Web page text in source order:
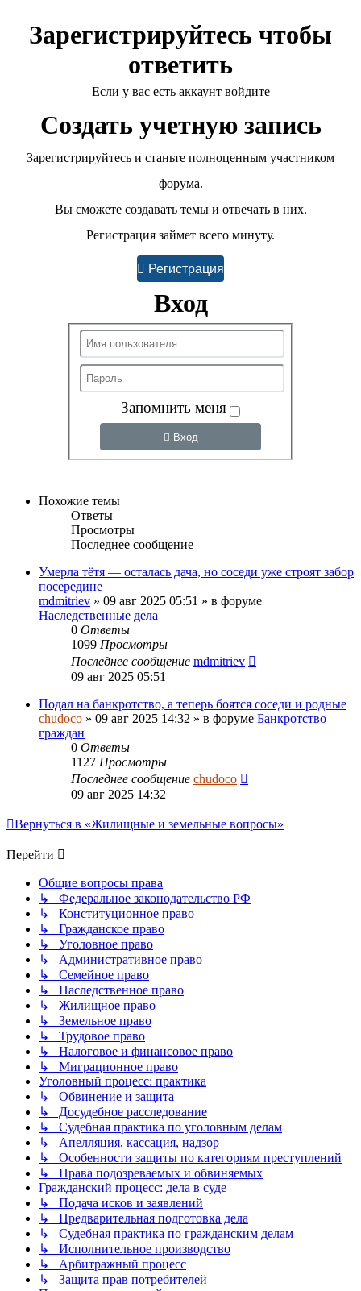
Зарегистрируйтесь чтобы
ответить
Если у вас есть аккаунт войдите
Создать учетную запись
Зарегистрируйтесь и станьте полноценным участником
форума.
Вы сможете создавать темы и отвечать в них.
Регистрация займет всего минуту.
Регистрация
Вход
Запомнить меня
Вход
Похожие темы
Ответы
Просмотры
Последнее сообщение
Умерла тётя — осталась дача, но соседи уже строят забор
посередине
mdmitriev » 09 авг 2025 05:51 » в форуме
Наследственные дела
0 Ответы
1099 Просмотры
Последнее сообщение mdmitriev
09 авг 2025 05:51
Подал на банкротство, а теперь боятся соседи и родные
chudoco » 09 авг 2025 14:32 » в форуме Банкротство
граждан
0 Ответы
1127 Просмотры
Последнее сообщение chudoco
09 авг 2025 14:32
Вернуться в «Жилищные и земельные вопросы»
Перейти
Общие вопросы права
↳ Федеральное законодательство РФ
↳ Конституционное право
↳ Гражданское право
↳ Уголовное право
↳ Административное право
↳ Семейное право
↳ Наследственное право
↳ Жилищное право
↳ Земельное право
↳ Трудовое право
↳ Налоговое и финансовое право
↳ Миграционное право
Уголовный процесс: практика
↳ Обвинение и защита
↳ Досудебное расследование
↳ Судебная практика по уголовным делам
↳ Апелляция, кассация, надзор
↳ Особенности защиты по категориям преступлений
↳ Права подозреваемых и обвиняемых
Гражданский процесс: дела в суде
↳ Подача исков и заявлений
↳ Предварительная подготовка дела
↳ Судебная практика по гражданским делам
↳ Исполнительное производство
↳ Арбитражный процесс
↳ Защита прав потребителей